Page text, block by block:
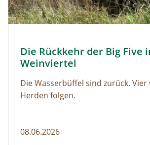
Naturmagazin: Die Rückkehr der
Die Rückkehr der Big Five
Weinviertel
Die Wasserbüffel sind zurück. Vier
Herden folgen.
08.06.2026